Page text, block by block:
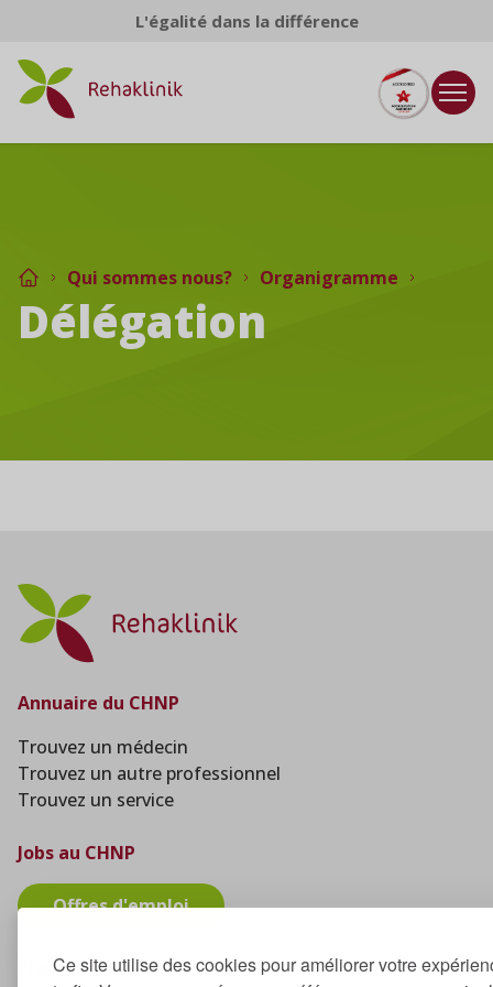
Ce site utilise des cookies pour améliorer votre
L'égalité dans la différence
Qui sommes nous? Organigramme
Délégation
Annuaire du CHNP
Trouvez un médecin
Trouvez un autre professionnel
Trouvez un service
Jobs au CHNP
Offres d'emploi
Plan interactif